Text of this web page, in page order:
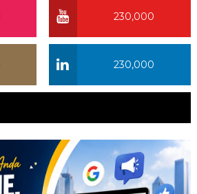
230,000
230,000